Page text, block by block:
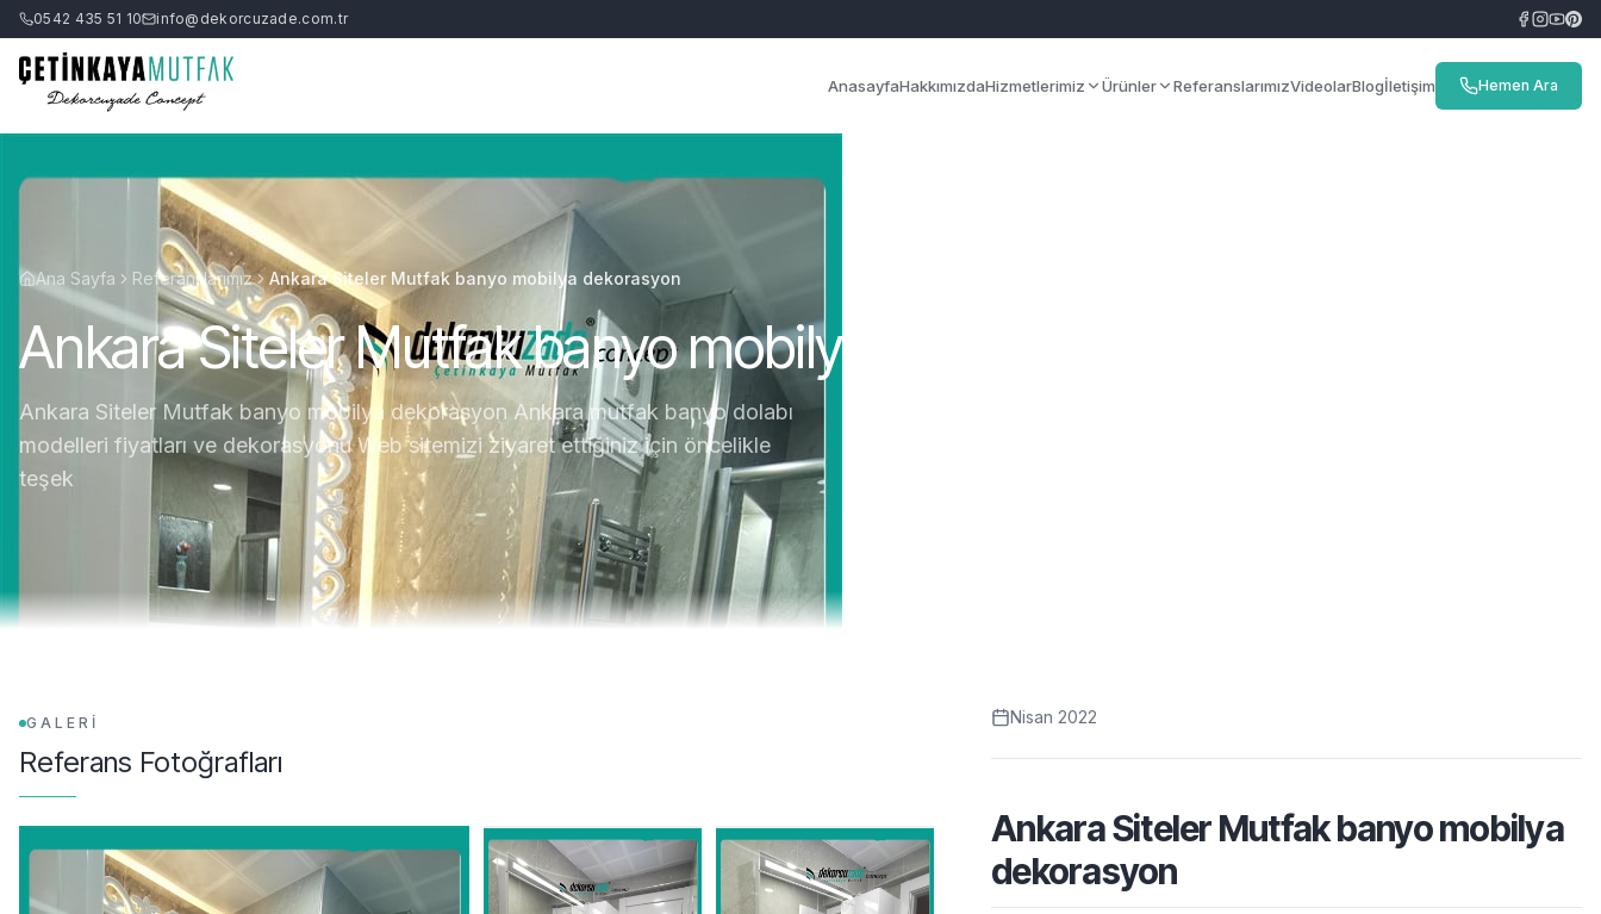
0542 435 51 10 info@dekorcuzade.com.tr
AnasayfaHakkımızdaHizmetlerimiz Ürünler ReferanslarımızVideolarBlogİletişim Hemen Ara
Ana Sayfa Referanslarımız Ankara Siteler Mutfak banyo mobilya dekorasyon
Ankara Siteler Mutfak banyo mobilya dekorasyon
Ankara Siteler Mutfak banyo mobilya dekorasyon Ankara mutfak banyo dolabı
modelleri fiyatları ve dekorasyonu Web sitemizi ziyaret ettiğiniz için öncelikle
teşek
GALERİ
Referans Fotoğrafları
Nisan 2022
Ankara Siteler Mutfak banyo mobilya
dekorasyon